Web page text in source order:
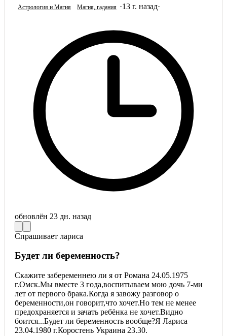
Астрология и Магия Магия, гадания ·13 г. назад·
обновлён 23 дн. назад
Спрашивает лариса
Будет ли беременность?
Скажите забеременнею ли я от Романа 24.05.1975
г.Омск.Мы вместе 3 года,воспитываем мою дочь 7-ми
лет от первого брака.Когда я завожу разговор о
беременности,он говорит,что хочет.Но тем не менее
предохраняется и зачать ребёнка не хочет.Видно
боится...Будет ли беременность вообще?Я Лариса
23.04.1980 г.Коростень Украина 23.30.